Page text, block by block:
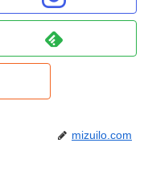
mizuilo.com